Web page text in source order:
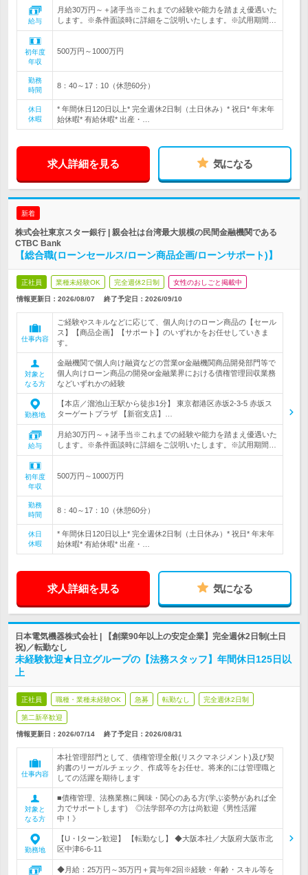
給与
月給30万円～＋諸手当※これまでの経験や能力を踏まえ優遇いた
します。※条件面談時に詳細をご説明いたします。※試用期間…
初年度
年収
500万円～1000万円
勤務
時間
8：40～17：10（休憩60分）
休日
休暇
* 年間休日120日以上* 完全週休2日制（土日休み）* 祝日* 年末年
始休暇* 有給休暇* 出産・…
求人詳細を見る 気になる
新着
株式会社東京スター銀行 | 親会社は台湾最大規模の民間金融機関である
CTBC Bank
【総合職(ローンセールス/ローン商品企画/ローンサポート)】
正社員 業種未経験OK 完全週休2日制 女性のおしごと掲載中
情報更新日：2026/08/07 終了予定日： 2026/09/10
仕事内容
ご経験やスキルなどに応じて、個人向けのローン商品の【セール
ス】【商品企画】【サポート】のいずれかをお任せしていきま
す。
対象と
なる方
金融機関で個人向け融資などの営業or金融機関商品開発部門等で
個人向けローン商品の開発or金融業界における債権管理回収業務
などいずれかの経験
勤務地
【本店／溜池山王駅から徒歩1分】 東京都港区赤坂2-3-5 赤坂ス
ターゲートプラザ 【新宿支店】…
給与
月給30万円～＋諸手当※これまでの経験や能力を踏まえ優遇いた
します。※条件面談時に詳細をご説明いたします。※試用期間…
初年度
年収
500万円～1000万円
勤務
時間
8：40～17：10（休憩60分）
休日
休暇
* 年間休日120日以上* 完全週休2日制（土日休み）* 祝日* 年末年
始休暇* 有給休暇* 出産・…
求人詳細を見る 気になる
日本電気機器株式会社 | 【創業90年以上の安定企業】完全週休2日制(土日
祝)／転勤なし
未経験歓迎★日立グループの【法務スタッフ】年間休日125日以
上
正社員 職種・業種未経験OK 急募 転勤なし 完全週休2日制
第二新卒歓迎
情報更新日：2026/07/14 終了予定日： 2026/08/31
仕事内容
本社管理部門として、債権管理全般(リスクマネジメント)及び契
約書のリーガルチェック、作成等をお任せ。将来的には管理職と
しての活躍を期待します
対象と
なる方
■債権管理、法務業務に興味・関心のある方(学ぶ姿勢があれば全
力でサポートします) ◎法学部卒の方は尚歓迎《男性活躍
中！》
勤務地
【U・Iターン歓迎】 【転勤なし】 ◆大阪本社／大阪府大阪市北
区中津6-6-11
◆月給：25万円～35万円＋賞与年2回※経験・年齢・スキル等を